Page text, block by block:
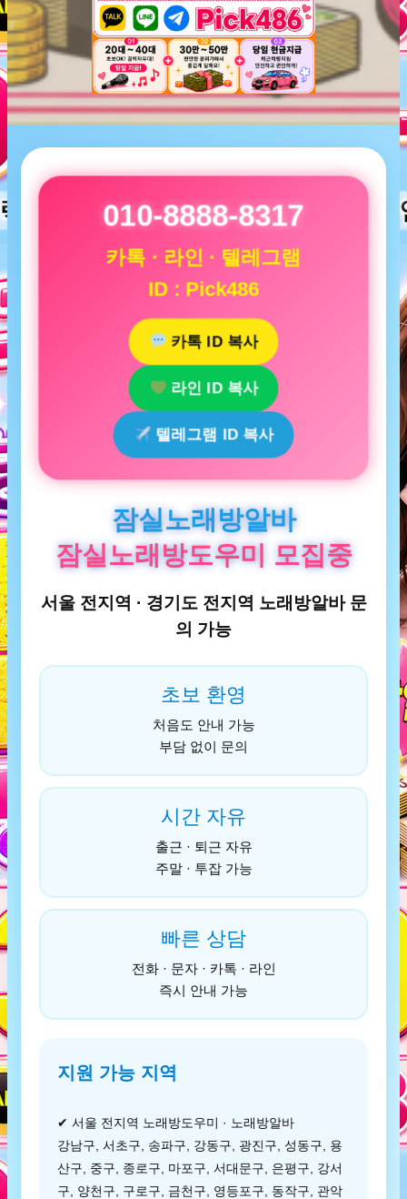
010-8888-8317
카톡 · 라인 · 텔레그램
ID : Pick486
카톡 ID 복사
라인 ID 복사
텔레그램 ID 복사
잠실노래방알바
잠실노래방도우미 모집중
서울 전지역 · 경기도 전지역 노래방알바 문
의 가능
초보 환영
처음도 안내 가능
부담 없이 문의
시간 자유
출근 · 퇴근 자유
주말 · 투잡 가능
빠른 상담
전화 · 문자 · 카톡 · 라인
즉시 안내 가능
지원 가능 지역
✔ 서울 전지역 노래방도우미 · 노래방알바
강남구, 서초구, 송파구, 강동구, 광진구, 성동구, 용
산구, 중구, 종로구, 마포구, 서대문구, 은평구, 강서
구, 양천구, 구로구, 금천구, 영등포구, 동작구, 관악